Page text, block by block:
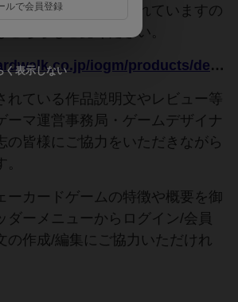
の参考URLが入力されていますの
ちらもご覧ください。
https://www.boardwalk.co.jp/iogm/products/detail.php?product_id=28655
れている作品説明文やレビュー等
ーマ運営事務局・ゲームデザイナ
の皆様にご協力をいただきながら
ーカードゲームの特徴や概要を御
ダーメニューからログイン/会員
の作成/編集にご協力いただけれ
ルで会員登録
く表示しない